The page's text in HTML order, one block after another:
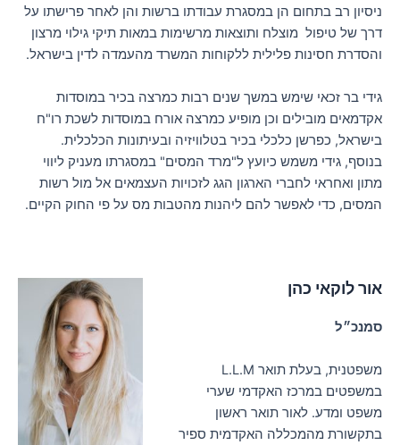
ניסיון רב בתחום הן במסגרת עבודתו ברשות והן לאחר פרישתו על
דרך של טיפול מוצלח ותוצאות מרשימות במאות תיקי גילוי מרצון
והסדרת חסינות פלילית ללקוחות המשרד מהעמדה לדין בישראל.
גידי בר זכאי שימש במשך שנים רבות כמרצה בכיר במוסדות
אקדמאים מובילים וכן מופיע כמרצה אורח במוסדות לשכת רו"ח
בישראל, כפרשן כלכלי בכיר בטלוויזיה ובעיתונות הכלכלית.
בנוסף, גידי משמש כיועץ ל"מרד המסים" במסגרתו מעניק ליווי
מתון ואחראי לחברי הארגון הגג לזכויות העצמאים אל מול רשות
המסים, כדי לאפשר להם ליהנות מהטבות מס על פי החוק הקיים.
אור לוקאי כהן
סמנכ״ל
משפטנית, בעלת תואר L.L.M
במשפטים במרכז האקדמי שערי
משפט ומדע. לאור תואר ראשון
בתקשורת מהמכללה האקדמית ספיר